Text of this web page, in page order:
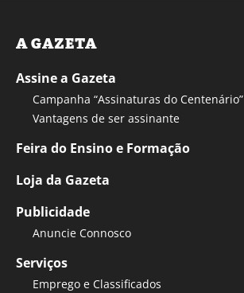
A GAZETA
Assine a Gazeta
Campanha “Assinaturas do Centenário”
Vantagens de ser assinante
Feira do Ensino e Formação
Loja da Gazeta
Publicidade
Anuncie Connosco
Serviços
Emprego e Classificados